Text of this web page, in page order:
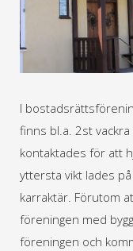
I
finns bl.a. 2st
kontaktades för att
yttersta vikt lades
karraktär. Förutom
föreningen med
föreningen och